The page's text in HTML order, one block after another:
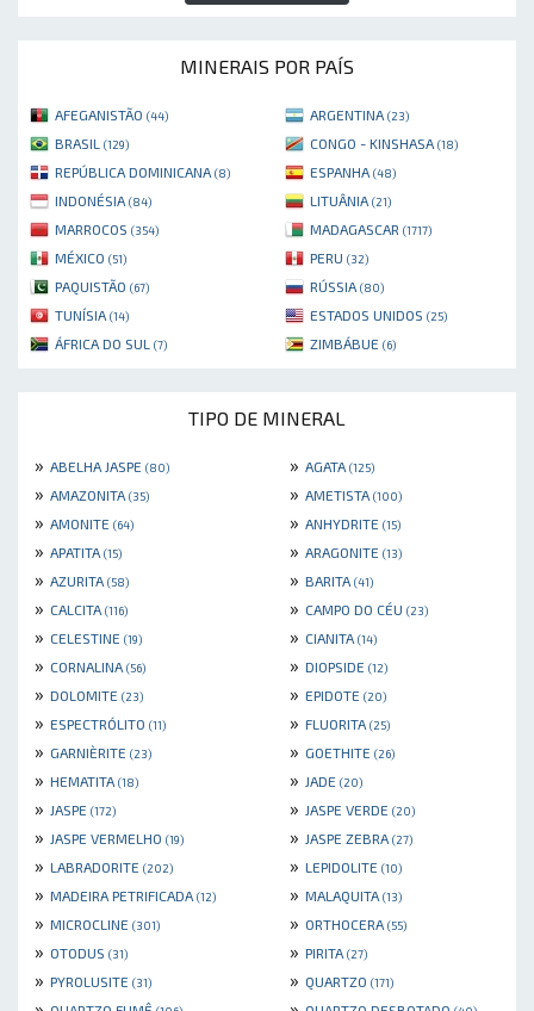
MINERAIS POR PAÍS
AFEGANISTÃO (44) ARGENTINA (23)
BRASIL (129) CONGO - KINSHASA (18)
REPÚBLICA DOMINICANA (8) ESPANHA (48)
INDONÉSIA (84) LITUÂNIA (21)
MARROCOS (354) MADAGASCAR (1717)
MÉXICO (51) PERU (32)
PAQUISTÃO (67) RÚSSIA (80)
TUNÍSIA (14) ESTADOS UNIDOS (25)
ÁFRICA DO SUL (7) ZIMBÁBUE (6)
TIPO DE MINERAL
» ABELHA JASPE (80) » AGATA (125)
» AMAZONITA (35) » AMETISTA (100)
» AMONITE (64) » ANHYDRITE (15)
» APATITA (15) » ARAGONITE (13)
» AZURITA (58) » BARITA (41)
» CALCITA (116) » CAMPO DO CÉU (23)
» CELESTINE (19) » CIANITA (14)
» CORNALINA (56) » DIOPSIDE (12)
» DOLOMITE (23) » EPIDOTE (20)
» ESPECTRÓLITO (11) » FLUORITA (25)
» GARNIÈRITE (23) » GOETHITE (26)
» HEMATITA (18) » JADE (20)
» JASPE (172) » JASPE VERDE (20)
» JASPE VERMELHO (19) » JASPE ZEBRA (27)
» LABRADORITE (202) » LEPIDOLITE (10)
» MADEIRA PETRIFICADA (12) » MALAQUITA (13)
» MICROCLINE (301) » ORTHOCERA (55)
» OTODUS (31) » PIRITA (27)
» PYROLUSITE (31) » QUARTZO (171)